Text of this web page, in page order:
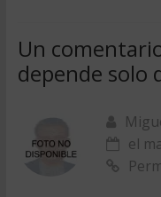
Un
depende solo
el